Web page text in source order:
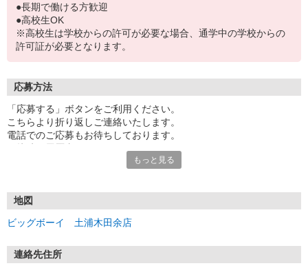
●長期で働ける方歓迎
●高校生OK
※高校生は学校からの許可が必要な場合、通学中の学校からの
許可証が必要となります。
応募方法
「応募する」ボタンをご利用ください。
こちらより折り返しご連絡いたします。
電話でのご応募もお待ちしております。
もっと見る
地図
ビッグボーイ 土浦木田余店
連絡先住所